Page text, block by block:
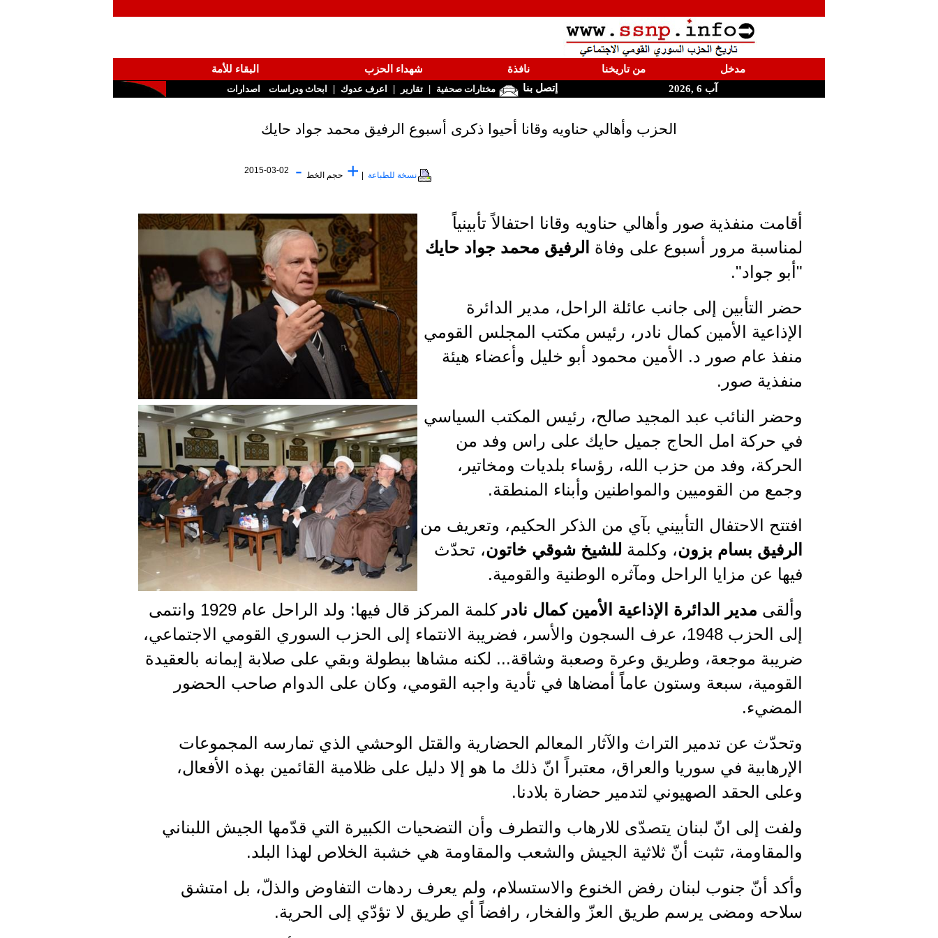
مدخل من تاريخنا نافذة شهداء الحزب
البقاء للأمة
آب 6 ,2026
إتصل بنا مختارات صحفية | تقارير | اعرف عدوك | ابحاث ودراسات اصدارات
الحزب وأهالي حناويه وقانا أحيوا ذكرى أسبوع الرفيق محمد جواد حايك
نسخة للطباعة + حجم الخط -
2015-03-02
أقامت منفذية صور وأهالي حناويه وقانا احتفالاً تأبينياً
لمناسبة مرور أسبوع على وفاة الرفيق محمد جواد حايك
"أبو جواد".
حضر التأبين إلى جانب عائلة الراحل، مدير الدائرة
الإذاعية الأمين كمال نادر، رئيس مكتب المجلس القومي
منفذ عام صور د. الأمين محمود أبو خليل وأعضاء هيئة
منفذية صور.
وحضر النائب عبد المجيد صالح، رئيس المكتب السياسي
في حركة امل الحاج جميل حايك على راس وفد من
الحركة، وفد من حزب الله، رؤساء بلديات ومخاتير،
وجمع من القوميين والمواطنين وأبناء المنطقة.
افتتح الاحتفال التأبيني بآي من الذكر الحكيم، وتعريف من
الرفيق بسام بزون، وكلمة للشيخ شوقي خاتون، تحدّث
فيها عن مزايا الراحل ومآثره الوطنية والقومية.
وألقى مدير الدائرة الإذاعية الأمين كمال نادر
كلمة المركز قال فيها: ولد الراحل عام 1929 وانتمى
إلى الحزب 1948، عرف السجون والأسر، فضريبة الانتماء إلى الحزب السوري القومي الاجتماعي،
ضريبة موجعة، وطريق وعرة وصعبة وشاقة... لكنه مشاها ببطولة وبقي على صلابة إيمانه بالعقيدة
القومية، سبعة وستون عاماً أمضاها في تأدية واجبه القومي، وكان على الدوام صاحب الحضور
المضيء.
وتحدّث عن تدمير التراث والآثار المعالم الحضارية والقتل الوحشي الذي تمارسه المجموعات
الإرهابية في سوريا والعراق، معتبراً انّ ذلك ما هو إلا دليل على ظلامية القائمين بهذه الأفعال،
وعلى الحقد الصهيوني لتدمير حضارة بلادنا.
ولفت إلى انّ لبنان يتصدّى للارهاب والتطرف وأن التضحيات الكبيرة التي قدّمها الجيش اللبناني
والمقاومة، تثبت أنّ ثلاثية الجيش والشعب والمقاومة هي خشبة الخلاص لهذا البلد.
وأكد أنّ جنوب لبنان رفض الخنوع والاستسلام، ولم يعرف ردهات التفاوض والذلّ، بل امتشق
سلاحه ومضى يرسم طريق العزّ والفخار، رافضاً أي طريق لا تؤدّي إلى الحرية.